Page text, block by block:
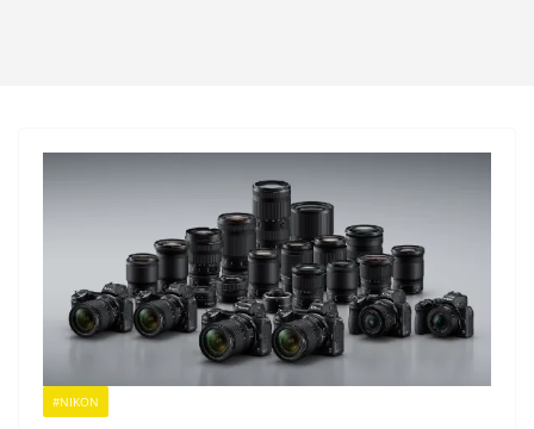
#NIKON